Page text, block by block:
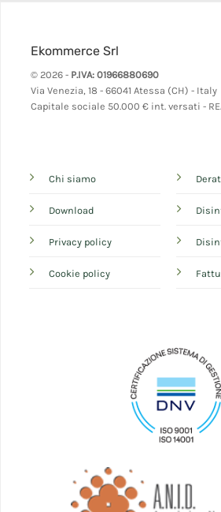
Ekommerce Srl
© 2026 - P.IVA: 01966880690
Via Venezia, 18 - 66041 Atessa (CH) - Italy
Capitale sociale 50.000 € int. versati - REA
Chi siamo
Download
Privacy policy
Cookie policy